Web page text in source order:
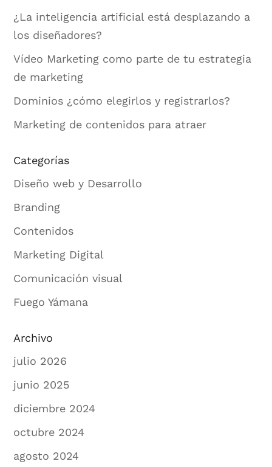
¿La inteligencia artificial está desplazando a
los diseñadores?
Vídeo Marketing como parte de tu estrategia
de marketing
Dominios ¿cómo elegirlos y registrarlos?
Marketing de contenidos para atraer
Categorías
Diseño web y Desarrollo
Branding
Contenidos
Marketing Digital
Comunicación visual
Fuego Yámana
Archivo
julio 2026
junio 2025
diciembre 2024
octubre 2024
agosto 2024